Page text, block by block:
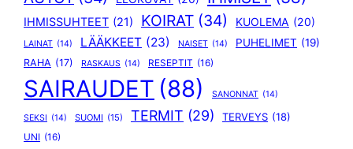
IHMISSUHTEET (21) KOIRAT (34) KUOLEMA (20)
LAINAT (14) LÄÄKKEET (23) NAISET (14) PUHELIMET (19)
RAHA (17) RASKAUS (14) RESEPTIT (16)
SAIRAUDET (88) SANONNAT (14)
SEKSI (14) SUOMI (15) TERMIT (29) TERVEYS (18)
UNI (16)